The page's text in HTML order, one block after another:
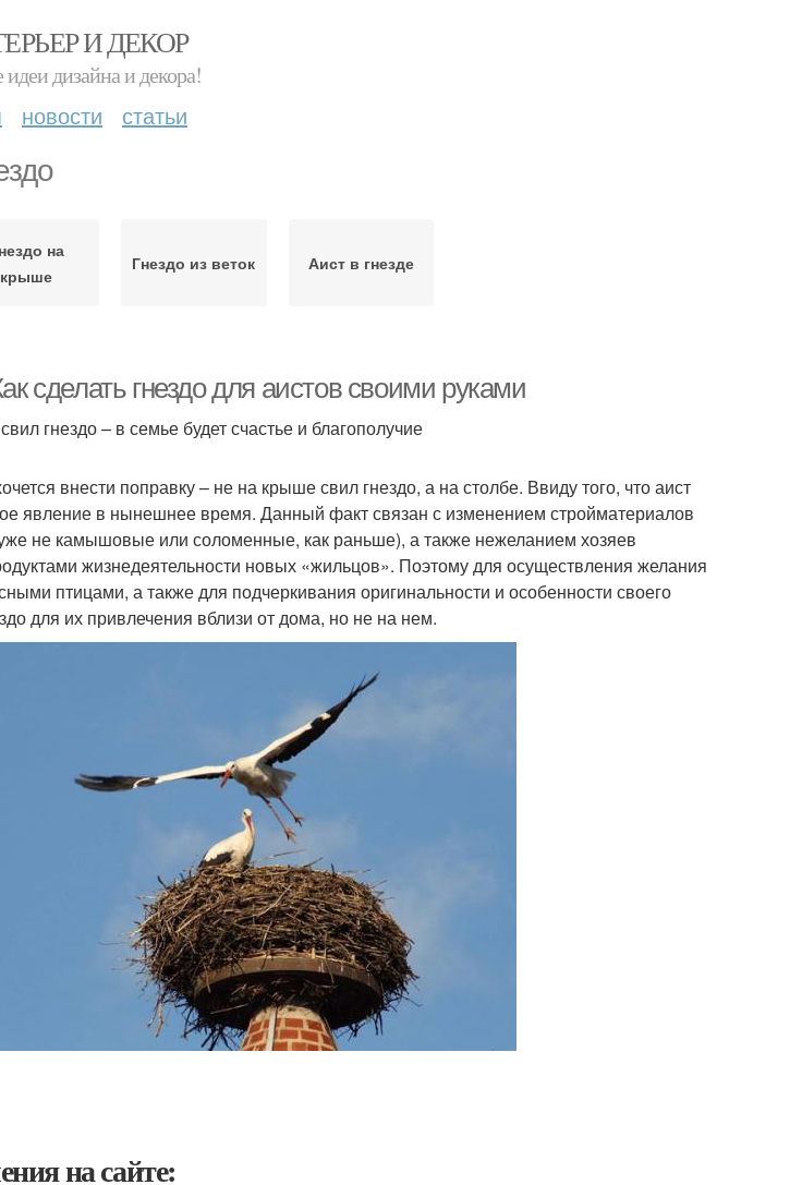
И ДЕКОР
дизайна и декора!
новости статьи
на
крыше
Гнездо из веток Аист в гнезде
сделать гнездо для аистов своими руками
гнездо – в семье будет счастье и благополучие
внести поправку – не на крыше свил гнездо, а на столбе. Ввиду того, что аист
явление в нынешнее время. Данный факт связан с изменением стройматериалов
не камышовые или соломенные, как раньше), а также нежеланием хозяев
жизнедеятельности новых «жильцов». Поэтому для осуществления желания
птицами, а также для подчеркивания оригинальности и особенности своего
для их привлечения вблизи от дома, но не на нем.
на сайте: